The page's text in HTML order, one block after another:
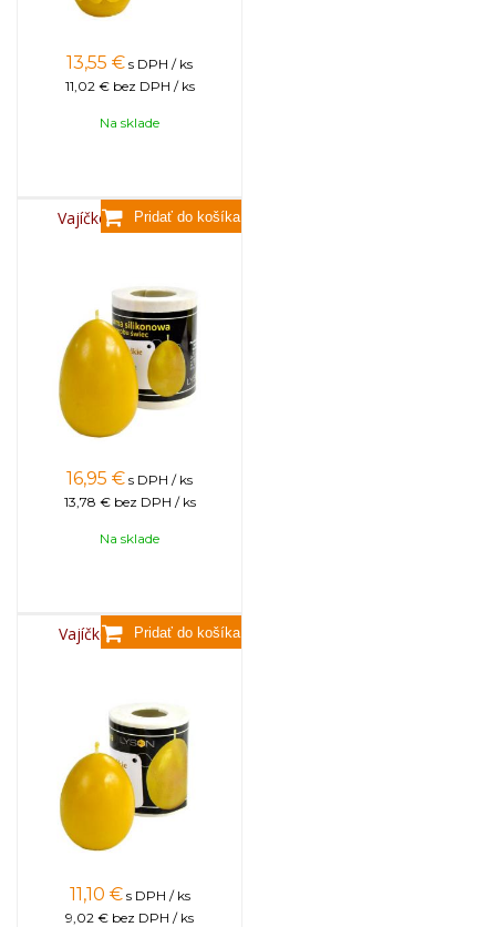
13,55 € s DPH / ks
11,02 € bez DPH / ks
Na sklade
Vajíčko hladké veľké
16,95 € s DPH / ks
13,78 € bez DPH / ks
Na sklade
Vajíčko hladké malé
11,10 € s DPH / ks
9,02 € bez DPH / ks